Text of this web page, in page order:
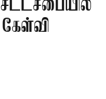
சட்டசபையில்